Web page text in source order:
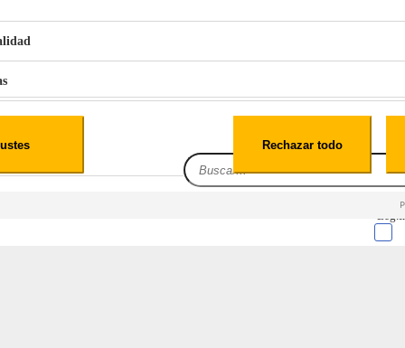
1,1L Limpia Sofás Alfombras Coche SP3
Rechazar todo